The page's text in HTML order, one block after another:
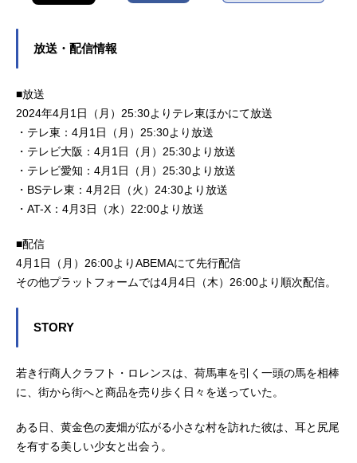
放送・配信情報
■放送
2024年4月1日（月）25:30よりテレ東ほかにて放送
・テレ東：4月1日（月）25:30より放送
・テレビ大阪：4月1日（月）25:30より放送
・テレビ愛知：4月1日（月）25:30より放送
・BSテレ東：4月2日（火）24:30より放送
・AT-X：4月3日（水）22:00より放送
■配信
4月1日（月）26:00よりABEMAにて先行配信
その他プラットフォームでは4月4日（木）26:00より順次配信。
STORY
若き行商人クラフト・ロレンスは、荷馬車を引く一頭の馬を相棒
に、街から街へと商品を売り歩く日々を送っていた。
ある日、黄金色の麦畑が広がる小さな村を訪れた彼は、耳と尻尾
を有する美しい少女と出会う。